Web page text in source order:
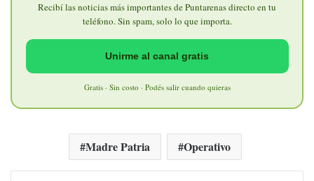
Recibí las noticias más importantes de Puntarenas directo en tu
teléfono. Sin spam, solo lo que importa.
Unirme al canal gratis
Gratis · Sin costo · Podés salir cuando quieras
Madre Patria Operativo